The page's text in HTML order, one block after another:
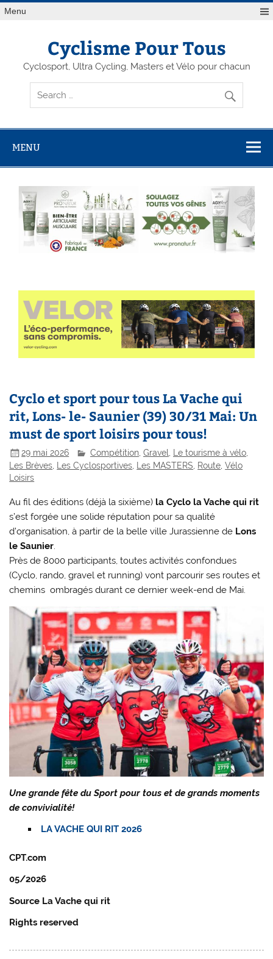
Menu
Cyclisme Pour Tous
Cyclosport, Ultra Cycling, Masters et Vélo pour chacun
MENU
Cyclo et sport pour tous La Vache qui
rit, Lons- le- Saunier (39) 30/31 Mai: Un
must de sport loisirs pour tous!
29 mai 2026 Compétition ,Gravel Le tourisme à vélo
Les Brèves, Les Cyclosportives, Les MASTERS, Route,Vélo
Loisirs
Au fil des éditions (déjà la sixième) la Cyclo la Vache qui rit
s’est forgée une solide réputation pour sa qualité
d’organisation, à partir de la belle ville Jurassienne de Lons
le Saunier.
Près de 8000 participants, toutes activités confondues
(Cyclo, rando, gravel et running) vont parcourir ses routes et
chemins ombragés durant ce dernier week-end de Mai.
Une grande fête du Sport pour tous et de grands moments
de convivialité!
LA VACHE QUI RIT 2026
CPT.com
05/2026
Source La Vache qui rit
Rights reserved